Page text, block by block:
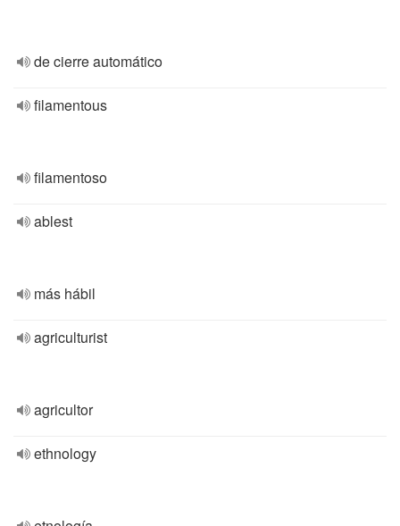
de cierre automático
filamentous
filamentoso
ablest
más hábil
agriculturist
agricultor
ethnology